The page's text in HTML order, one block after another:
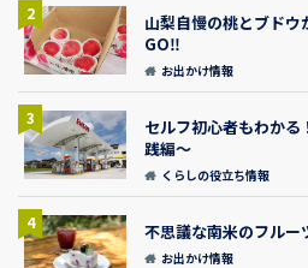
2
山梨自慢の桃とブド
GO‼
お出かけ情報
3
セルフ初心者もわか
践編～
くらしの役立ち情報
4 不思議な南米のフルー
お出かけ情報